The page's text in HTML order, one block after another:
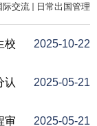
际交流 日常出国管理
校
2025-10-22
认
2025-05-21
审
2025-05-21